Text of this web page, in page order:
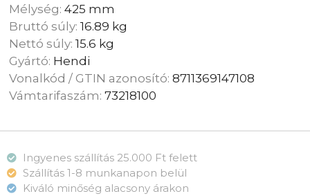
Mélység:425 mm
Bruttó súly:16.89 kg
Nettó súly:15.6 kg
Gyártó: Hendi
Vonalkód / GTIN azonosító:8711369147108
Vámtarifaszám:73218100
Ingyenes szállítás 25.000 Ft felett
Szállítás 1-8 munkanapon belül
Kiváló minőség alacsony árakon